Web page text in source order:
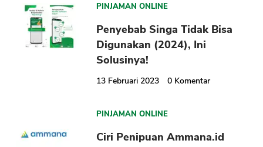
PINJAMAN ONLINE
Penyebab Singa Tidak Bisa
Digunakan (2024), Ini
Solusinya!
13 Februari 2023 0 Komentar
PINJAMAN ONLINE
Ciri Penipuan Ammana.id